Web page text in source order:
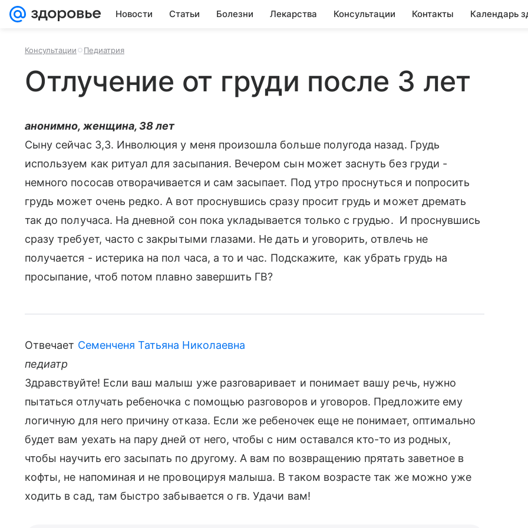
Новости Статьи Болезни Лекарства Консультации Контакты Календарь
Консультации Педиатрия
Отлучение от груди после 3 лет
анонимно, женщина, 38 лет
Сыну сейчас 3,3. Инволюция у меня произошла больше полугода назад. Грудь
используем как ритуал для засыпания. Вечером сын может заснуть без груди -
немного пососав отворачивается и сам засыпает. Под утро проснуться и попросить
грудь может очень редко. А вот проснувшись сразу просит грудь и может дремать
так до получаса. На дневной сон пока укладывается только с грудью. И проснувшись
сразу требует, часто с закрытыми глазами. Не дать и уговорить, отвлечь не
получается - истерика на пол часа, а то и час. Подскажите, как убрать грудь на
просыпание, чтоб потом плавно завершить ГВ?
Отвечает Семенченя Татьяна Николаевна
педиатр
Здравствуйте! Если ваш малыш уже разговаривает и понимает вашу речь, нужно
пытаться отлучать ребеночка с помощью разговоров и уговоров. Предложите ему
логичную для него причину отказа. Если же ребеночек еще не понимает, оптимально
будет вам уехать на пару дней от него, чтобы с ним оставался кто-то из родных,
чтобы научить его засыпать по другому. А вам по возвращению прятать заветное в
кофты, не напоминая и не провоцируя малыша. В таком возрасте так же можно уже
ходить в сад, там быстро забывается о гв. Удачи вам!